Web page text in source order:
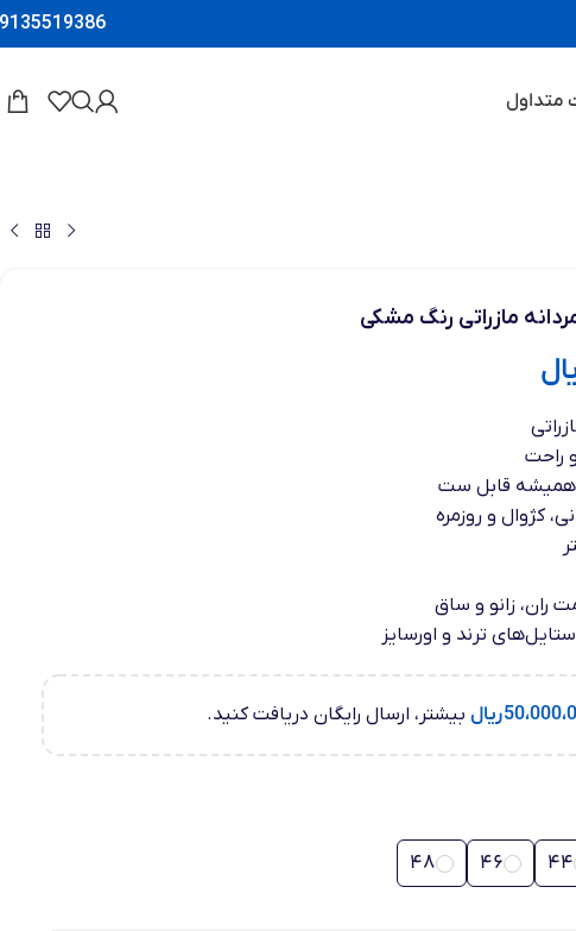
متداول
مازراتی رنگ مشکی
و راحت
همیشه قابل ست
کژوال و روزمره
ران، زانو و ساق
ترند و اورسایز
ریال بیشتر، ارسال رایگان دریافت کنید.
44
46
48